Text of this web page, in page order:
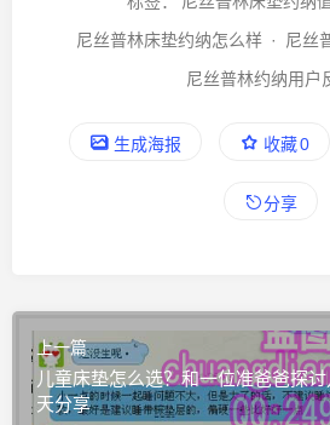
尼丝普林床垫约纳怎么样 · 尼丝
尼丝普林约纳用户
生成海报 收藏0
分享
上一篇
儿童床垫怎么选？和一位准爸爸探
天分享